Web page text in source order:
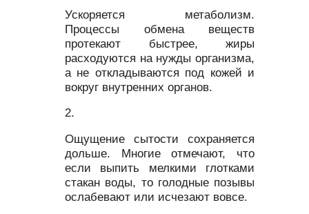
Ускоряется метаболизм.
Процессы обмена веществ
протекают быстрее, жиры
расходуются на нужды организма,
а не откладываются под кожей и
вокруг внутренних органов.
Ощущение сытости сохраняется
дольше. Многие отмечают, что
если выпить мелкими глотками
стакан воды, то голодные позывы
ослабевают или исчезают вовсе.